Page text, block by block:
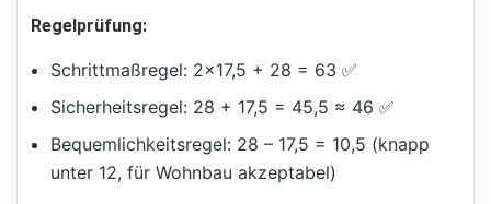
Regelprüfung:
Schrittmaßregel: 2×17,5 + 28 = 63 ✅
Sicherheitsregel: 28 + 17,5 = 45,5 ≈ 46 ✅
Bequemlichkeitsregel: 28 – 17,5 = 10,5 (knapp
unter 12, für Wohnbau akzeptabel)